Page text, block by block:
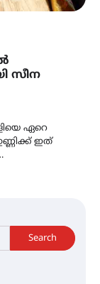
സീന
ഏറെ
ഇത്
Search